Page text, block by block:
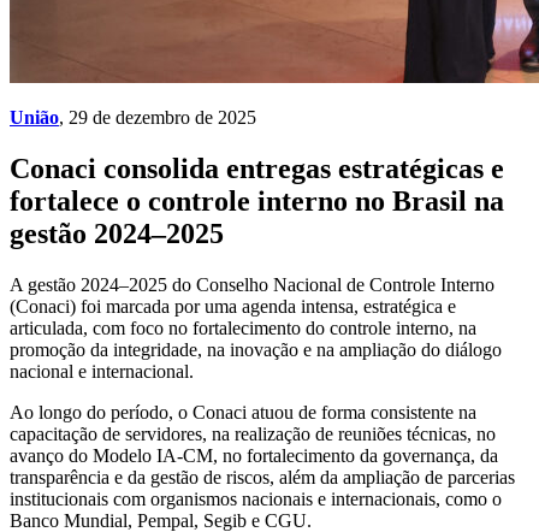
União, 29 de dezembro de 2025
Conaci consolida entregas estratégicas e
fortalece o controle interno no Brasil na
gestão 2024–2025
A gestão 2024–2025 do Conselho Nacional de Controle Interno
(Conaci) foi marcada por uma agenda intensa, estratégica e
articulada, com foco no fortalecimento do controle interno, na
promoção da integridade, na inovação e na ampliação do diálogo
nacional e internacional.
Ao longo do período, o Conaci atuou de forma consistente na
capacitação de servidores, na realização de reuniões técnicas, no
avanço do Modelo IA-CM, no fortalecimento da governança, da
transparência e da gestão de riscos, além da ampliação de parcerias
institucionais com organismos nacionais e internacionais, como o
Banco Mundial, Pempal, Segib e CGU.